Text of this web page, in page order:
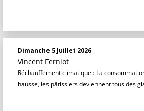
Dimanche 5 Juillet 2026
Vincent Ferniot
Réchauffement climatique : La
hausse, les pâtissiers deviennent tous des